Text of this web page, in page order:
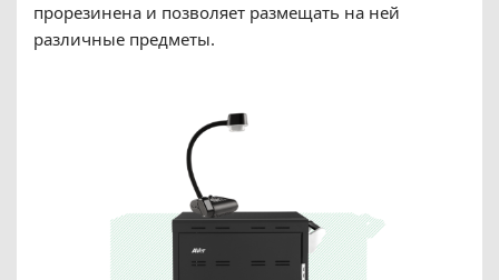
прорезинена и позволяет размещать на ней
различные предметы.